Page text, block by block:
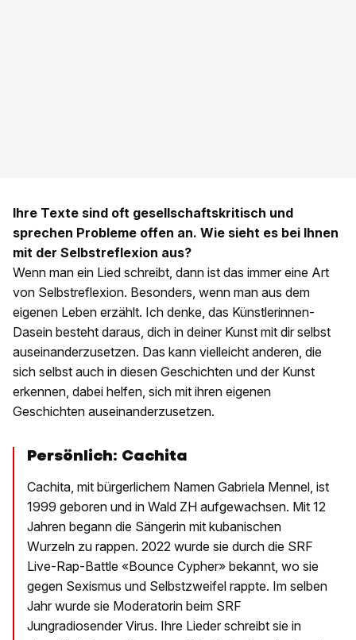
Ihre Texte sind oft gesellschaftskritisch und
sprechen Probleme offen an. Wie sieht es bei Ihnen
mit der Selbstreflexion aus?
Wenn man ein Lied schreibt, dann ist das immer eine Art
von Selbstreflexion. Besonders, wenn man aus dem
eigenen Leben erzählt. Ich denke, das Künstlerinnen-
Dasein besteht daraus, dich in deiner Kunst mit dir selbst
auseinanderzusetzen. Das kann vielleicht anderen, die
sich selbst auch in diesen Geschichten und der Kunst
erkennen, dabei helfen, sich mit ihren eigenen
Geschichten auseinanderzusetzen.
Persönlich: Cachita
Cachita, mit bürgerlichem Namen Gabriela Mennel, ist
1999 geboren und in Wald ZH aufgewachsen. Mit 12
Jahren begann die Sängerin mit kubanischen
Wurzeln zu rappen. 2022 wurde sie durch die SRF
Live-Rap-Battle «Bounce Cypher» bekannt, wo sie
gegen Sexismus und Selbstzweifel rappte. Im selben
Jahr wurde sie Moderatorin beim SRF
Jungradiosender Virus. Ihre Lieder schreibt sie in